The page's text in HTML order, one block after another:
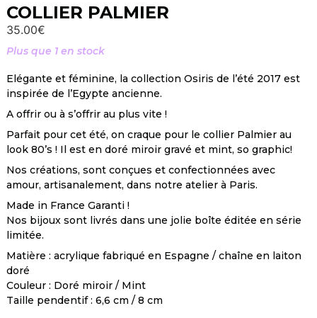
COLLIER PALMIER
35.00€
Plus que 1 en stock
Elégante et féminine, la collection Osiris de l’été 2017 est
inspirée de l’Egypte ancienne.
A offrir ou à s’offrir au plus vite !
Parfait pour cet été, on craque pour le collier Palmier au
look 80’s ! Il est en doré miroir gravé et mint, so graphic!
Nos créations, sont conçues et confectionnées avec
amour, artisanalement, dans notre atelier à Paris.
Made in France Garanti !
Nos bijoux sont livrés dans une jolie boîte éditée en série
limitée.
Matière : acrylique fabriqué en Espagne / chaîne en laiton
doré
Couleur : Doré miroir / Mint
Taille pendentif : 6,6 cm / 8 cm